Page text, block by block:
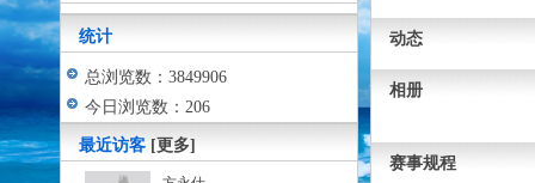
统计
总浏览数：3849906
今日浏览数：206
最近访客 [更多]
动态
相册
赛事规程